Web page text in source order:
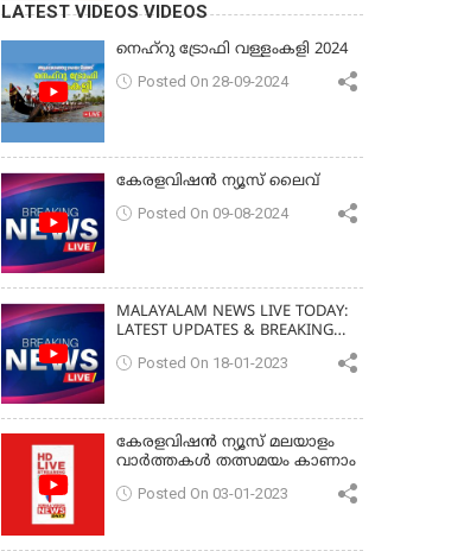
ആത്മാഭിമാനവും മാന്യതയും
LATEST VIDEOS VIDEOS
നെഹ്‌റു ട്രോഫി വള്ളംകളി 2024
Posted On 28-09-2024
കേരളവിഷൻ ന്യൂസ് ലൈവ്
Posted On 09-08-2024
MALAYALAM NEWS LIVE TODAY:
LATEST UPDATES & BREAKING
Posted On 18-01-2023
കേരളവിഷൻ ന്യൂസ് മലയാളം
വാർത്തകൾ തത്സമയം കാണാം
Posted On 03-01-2023